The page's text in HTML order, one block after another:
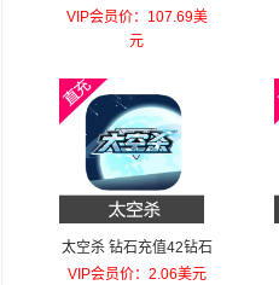
卓充值648元幻彩之果
VIP会员价：107.69美
元
太空杀 钻石充值42钻石
VIP会员价：2.06美元